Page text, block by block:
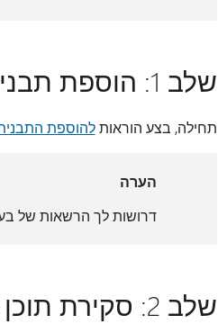
שלב 1: הוספת תבנית האתר 'ניהול פרוייקטים'
תחילה, בצע הוראותלהוספת
הערה
דרושות לך הרשאות של
שלב 2: סקירת תוכן אתר מאוכלס מראש